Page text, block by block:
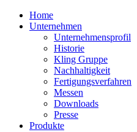
Home
Unternehmen
Unternehmensprofil
Historie
Kling Gruppe
Nachhaltigkeit
Fertigungsverfahren
Messen
Downloads
Presse
Produkte